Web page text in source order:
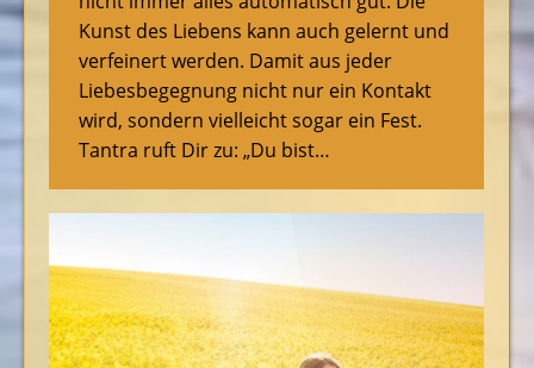
Kunst des Liebens kann auch gelernt und
verfeinert werden. Damit aus jeder
Liebesbegegnung nicht nur ein Kontakt
wird, sondern vielleicht sogar ein Fest.
Tantra ruft Dir zu: „Du bist…